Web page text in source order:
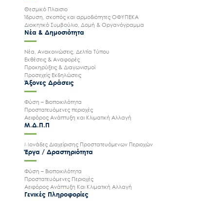
Θεσμικό Πλαισιο
Ίδρυση, σκοπός και αρμοδιότητες ΟΦΥΠΕΚΑ
Διοικητικό Συμβούλιο, Δομή & Οργανόγραμμα
Νέα & Δημοσιότητα
Νέα, Ανακοινώσεις, Δελτία Τύπου
Εκθέσεις & Αναφορές
Προκηρύξεις & Διαγωνισμοί
Προσεχείς Εκδηλώσεις
Άξονες Δράσεις
Φύση – Βιοποικιλότητα
Προστατευόμενες περιοχές
Αειφόρος Ανάπτυξη και Κλιματική Αλλαγή
Μ.Δ.Π.Π
Μονάδες Διαχείρισης Προστατευόμενων Περιοχών
Έργα / Δραστηριότητα
Φύση – Βιοποικιλότητα
Προστατευόμενες Περιοχές
Αειφόρος Ανάπτυξη Και Κλιματική Αλλαγή
Γενικές Πληροφορίες